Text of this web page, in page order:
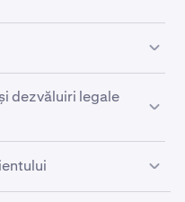
de cont lunar. În
extras care acoperă
e-mailuri clienților care
dezvăluiri legale
separați pentru
serie de dezvăluiri
pe site-ul nostru